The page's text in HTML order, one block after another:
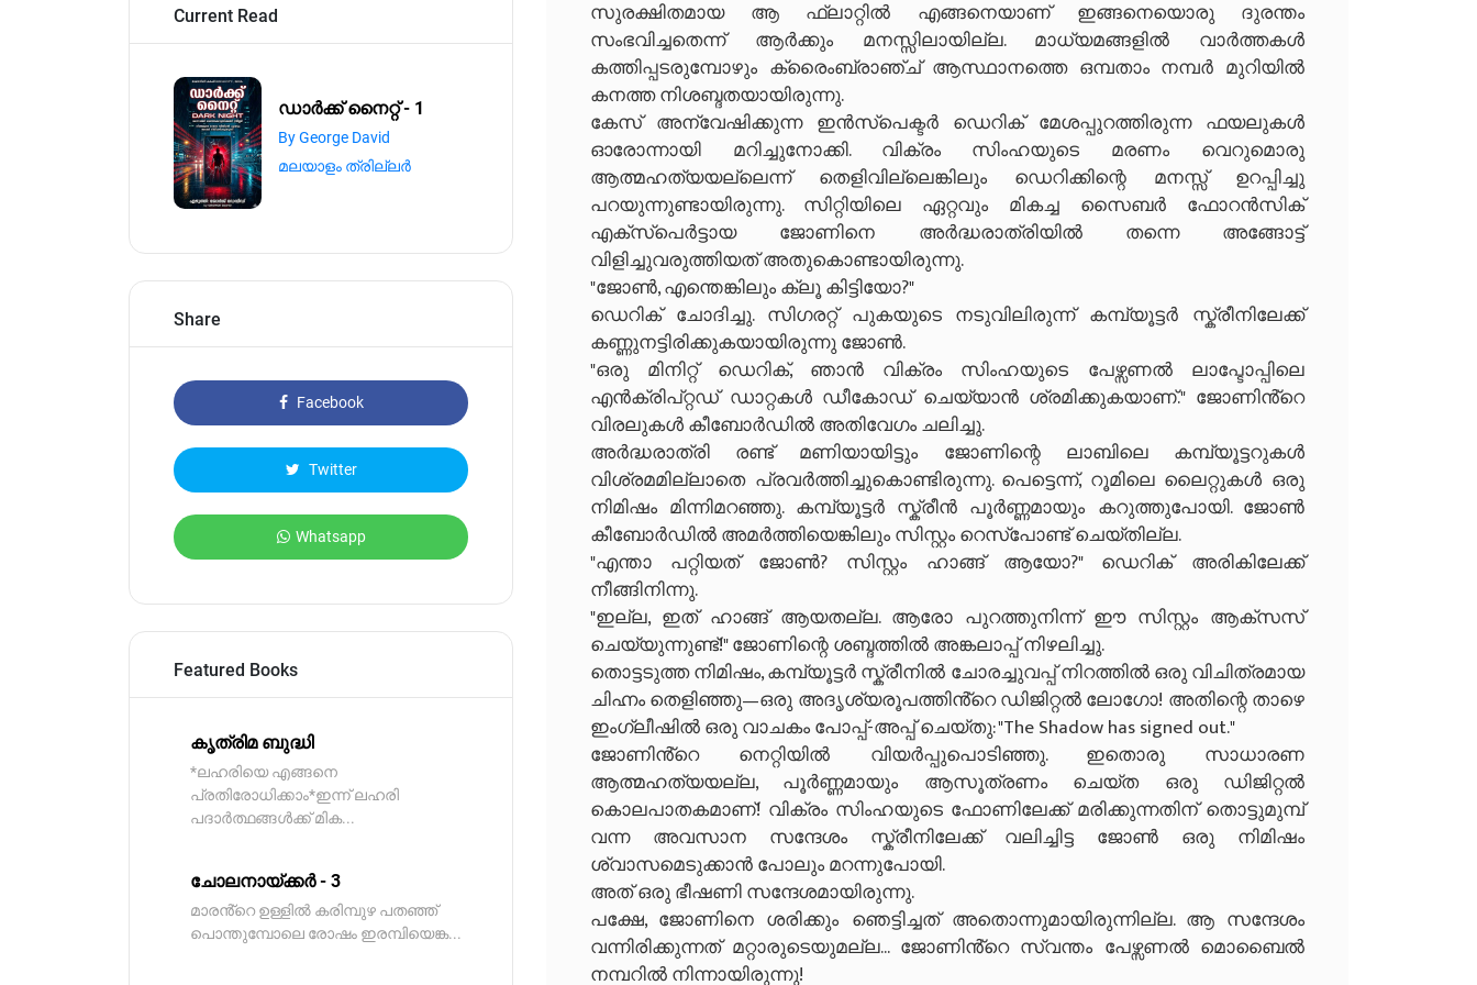
Current Read
​ഡാർക്ക് നൈറ്റ് - ​1
By George David
മലയാളം ത്രില്ലർ
Share
Facebook
Twitter
Whatsapp
Featured Books
കൃത്രിമ ബുദ്ധി
*ലഹരിയെ എങ്ങനെ
പ്രതിരോധിക്കാം*ഇന്ന് ലഹരി
പദാർത്ഥങ്ങൾക്ക് മിക...
ചോലനായ്ക്കർ - 3
മാരൻ്റെ ഉള്ളിൽ കരിമ്പുഴ പതഞ്ഞ്
പൊന്തുമ്പോലെ രോഷം ഇരമ്പിയെങ്ക...
സുരക്ഷിതമായ ആ ഫ്ലാറ്റിൽ എങ്ങനെയാണ് ഇങ്ങനെയൊരു ദുരന്തം
സംഭവിച്ചതെന്ന് ആർക്കും മനസ്സിലായില്ല. മാധ്യമങ്ങളിൽ വാർത്തകൾ
കത്തിപ്പടരുമ്പോഴും ക്രൈംബ്രാഞ്ച് ആസ്ഥാനത്തെ ഒമ്പതാം നമ്പർ മുറിയിൽ
കനത്ത നിശബ്ദതയായിരുന്നു.
​കേസ് അന്വേഷിക്കുന്ന ഇൻസ്പെക്ടർ ഡെറിക് മേശപ്പുറത്തിരുന്ന ഫയലുകൾ
ഓരോന്നായി മറിച്ചുനോക്കി. വിക്രം സിംഹയുടെ മരണം വെറുമൊരു
ആത്മഹത്യയല്ലെന്ന് തെളിവില്ലെങ്കിലും ഡെറിക്കിന്റെ മനസ്സ് ഉറപ്പിച്ചു
പറയുന്നുണ്ടായിരുന്നു. സിറ്റിയിലെ ഏറ്റവും മികച്ച സൈബർ ഫോറൻസിക്
എക്സ്പെർട്ടായ ജോണിനെ അർദ്ധരാത്രിയിൽ തന്നെ അങ്ങോട്ട്
വിളിച്ചുവരുത്തിയത് അതുകൊണ്ടായിരുന്നു.
​"ജോൺ, എന്തെങ്കിലും ക്ലൂ കിട്ടിയോ?"
ഡെറിക് ചോദിച്ചു. സിഗരറ്റ് പുകയുടെ നടുവിലിരുന്ന് കമ്പ്യൂട്ടർ സ്ക്രീനിലേക്ക്
കണ്ണുനട്ടിരിക്കുകയായിരുന്നു ജോൺ.
​"ഒരു മിനിറ്റ് ഡെറിക്, ഞാൻ വിക്രം സിംഹയുടെ പേഴ്സണൽ ലാപ്ടോപ്പിലെ
എൻക്രിപ്റ്റഡ് ഡാറ്റകൾ ഡീകോഡ് ചെയ്യാൻ ശ്രമിക്കുകയാണ്." ജോണിൻ്റെ
വിരലുകൾ കീബോർഡിൽ അതിവേഗം ചലിച്ചു.
​അർദ്ധരാത്രി രണ്ട് മണിയായിട്ടും ജോണിന്റെ ലാബിലെ കമ്പ്യൂട്ടറുകൾ
വിശ്രമമില്ലാതെ പ്രവർത്തിച്ചുകൊണ്ടിരുന്നു. പെട്ടെന്ന്, റൂമിലെ ലൈറ്റുകൾ ഒരു
നിമിഷം മിന്നിമറഞ്ഞു. കമ്പ്യൂട്ടർ സ്ക്രീൻ പൂർണ്ണമായും കറുത്തുപോയി. ജോൺ
കീബോർഡിൽ അമർത്തിയെങ്കിലും സിസ്റ്റം റെസ്പോണ്ട് ചെയ്തില്ല.
​"എന്താ പറ്റിയത് ജോൺ? സിസ്റ്റം ഹാങ്ങ് ആയോ?" ഡെറിക് അരികിലേക്ക്
നീങ്ങിനിന്നു.
​"ഇല്ല, ഇത് ഹാങ്ങ് ആയതല്ല. ആരോ പുറത്തുനിന്ന് ഈ സിസ്റ്റം ആക്സസ്
ചെയ്യുന്നുണ്ട്!" ജോണിന്റെ ശബ്ദത്തിൽ അങ്കലാപ്പ് നിഴലിച്ചു.
​തൊട്ടടുത്ത നിമിഷം, കമ്പ്യൂട്ടർ സ്ക്രീനിൽ ചോരച്ചുവപ്പ് നിറത്തിൽ ഒരു വിചിത്രമായ
ചിഹ്നം തെളിഞ്ഞു—ഒരു അദൃശ്യരൂപത്തിൻ്റെ ഡിജിറ്റൽ ലോഗോ! അതിന്റെ താഴെ
ഇംഗ്ലീഷിൽ ഒരു വാചകം പോപ്പ്-അപ്പ് ചെയ്തു: "The Shadow has signed out."
​ജോണിൻ്റെ നെറ്റിയിൽ വിയർപ്പുപൊടിഞ്ഞു. ഇതൊരു സാധാരണ
ആത്മഹത്യയല്ല, പൂർണ്ണമായും ആസൂത്രണം ചെയ്ത ഒരു ഡിജിറ്റൽ
കൊലപാതകമാണ്! വിക്രം സിംഹയുടെ ഫോണിലേക്ക് മരിക്കുന്നതിന് തൊട്ടുമുമ്പ്
വന്ന അവസാന സന്ദേശം സ്ക്രീനിലേക്ക് വലിച്ചിട്ട ജോൺ ഒരു നിമിഷം
ശ്വാസമെടുക്കാൻ പോലും മറന്നുപോയി.
അത് ഒരു ഭീഷണി സന്ദേശമായിരുന്നു.
​പക്ഷേ, ജോണിനെ ശരിക്കും ഞെട്ടിച്ചത് അതൊന്നുമായിരുന്നില്ല. ആ സന്ദേശം
വന്നിരിക്കുന്നത് മറ്റാരുടെയുമല്ല... ജോണിൻ്റെ സ്വന്തം പേഴ്സണൽ മൊബൈൽ
നമ്പറിൽ നിന്നായിരുന്നു!